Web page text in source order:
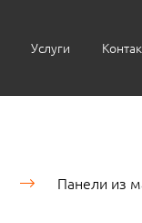
Услуги
Панели из